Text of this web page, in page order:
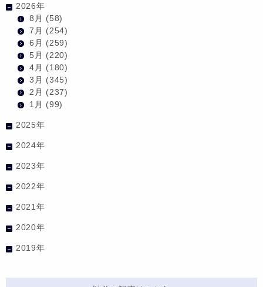
2026年
8月 (58)
7月 (254)
6月 (259)
5月 (220)
4月 (180)
3月 (345)
2月 (237)
1月 (99)
2025年
2024年
2023年
2022年
2021年
2020年
2019年